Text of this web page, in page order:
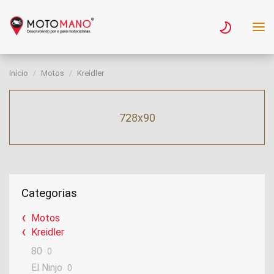
Início Motos Kreidler
728x90
Categorias
Motos
Kreidler
80
0
El Ninjo 0